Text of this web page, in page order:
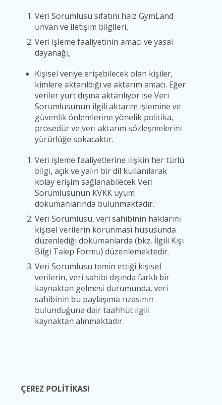
Veri Sorumlusu sıfatını haiz GymLand
unvan ve iletişim bilgileri,
Veri işleme faaliyetinin amacı ve yasal
dayanağı,
Kişisel veriye erişebilecek olan kişiler,
kimlere aktarıldığı ve aktarım amacı. Eğer
veriler yurt dışına aktarılıyor ise Veri
Sorumlusunun ilgili aktarım işlemine ve
güvenlik önlemlerine yönelik politika,
prosedür ve veri aktarım sözleşmelerini
yürürlüğe sokacaktır.
Veri işleme faaliyetlerine ilişkin her türlü
bilgi, açık ve yalın bir dil kullanılarak
kolay erişim sağlanabilecek Veri
Sorumlusunun KVKK uyum
dokümanlarında bulunmaktadır.
Veri Sorumlusu, veri sahibinin haklarını
kişisel verilerin korunması hususunda
düzenlediği dokümanlarda (bkz. İlgili Kişi
Bilgi Talep Formu) düzenlemektedir.
Veri Sorumlusu temin ettiği kişisel
verilerin, veri sahibi dışında farklı bir
kaynaktan gelmesi durumunda, veri
sahibinin bu paylaşıma rızasının
bulunduğuna dair taahhüt ilgili
kaynaktan alınmaktadır.
ÇEREZ POLİTİKASI